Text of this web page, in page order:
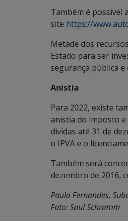
Também é possível
site https://
Metade dos
Estado para ser
segurança pública e
Anistia
Para 2022, existe
anistia do imposto e
dívidas até 31 de
o IPVA e o
Também será
dezembro de 2016,
Paulo Fernandes,
Foto: Saul Schramm